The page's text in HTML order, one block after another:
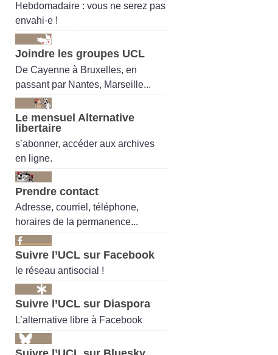
Hebdomadaire : vous ne serez pas
envahi·e !
Joindre les groupes UCL
De Cayenne à Bruxelles, en
passant par Nantes, Marseille...
Le mensuel Alternative
libertaire
s’abonner, accéder aux archives
en ligne.
Prendre contact
Adresse, courriel, téléphone,
horaires de la permanence...
Suivre l’UCL sur Facebook
le réseau antisocial !
Suivre l’UCL sur Diaspora
L’alternative libre à Facebook